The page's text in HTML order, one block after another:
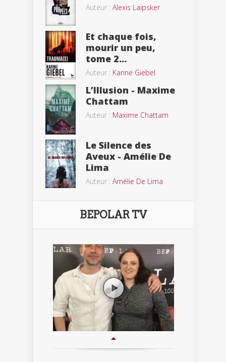
Auteur : Alexis Laipsker
Et chaque fois,
mourir un peu,
tome 2...
Auteur : Karine Giebel
L’Illusion - Maxime
Chattam
Auteur : Maxime Chattam
Le Silence des
Aveux - Amélie De
Lima
Auteur : Amélie De Lima
BEPOLAR TV